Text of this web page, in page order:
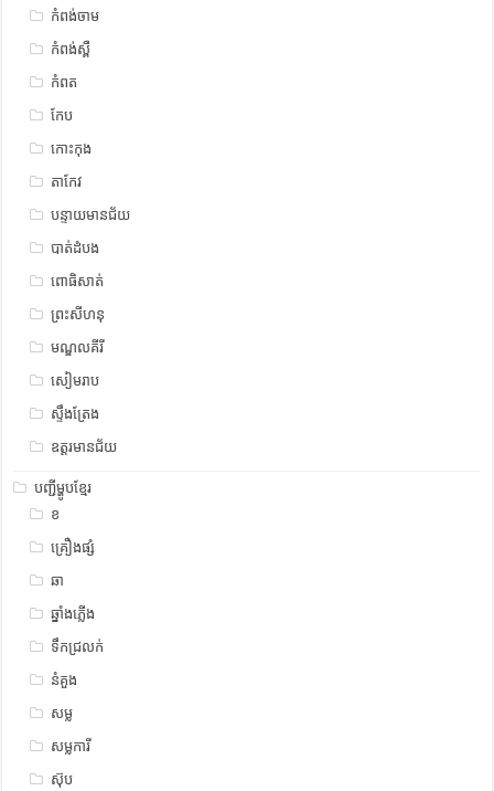
កំពង់ចាម
កំពង់ស្ពឺ
កំពត
កែប
កោះកុង
តាកែវ
បន្ទាយមានជ័យ
បាត់ដំបង
ពោធិសាត់
ព្រះសីហនុ
មណ្ឌលគីរី
សៀមរាប
ស្ទឹង​​ត្រែង
ឧត្ដរមានជ័យ
បញ្ជីម្ហូបខ្មែរ
ខ
គ្រឿងផ្សំ
ឆា
ឆ្នាំងភ្លើង
ទឹកជ្រលក់
នំគួង
សម្ល
សម្លការី
ស៊ុប